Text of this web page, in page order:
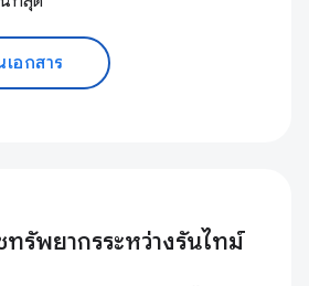
เอกสาร
ทรัพยากรระหว่างรันไทม์